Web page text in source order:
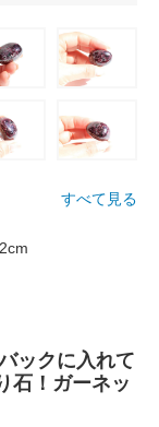
すべて見る
ックに入れて
石！ガーネッ